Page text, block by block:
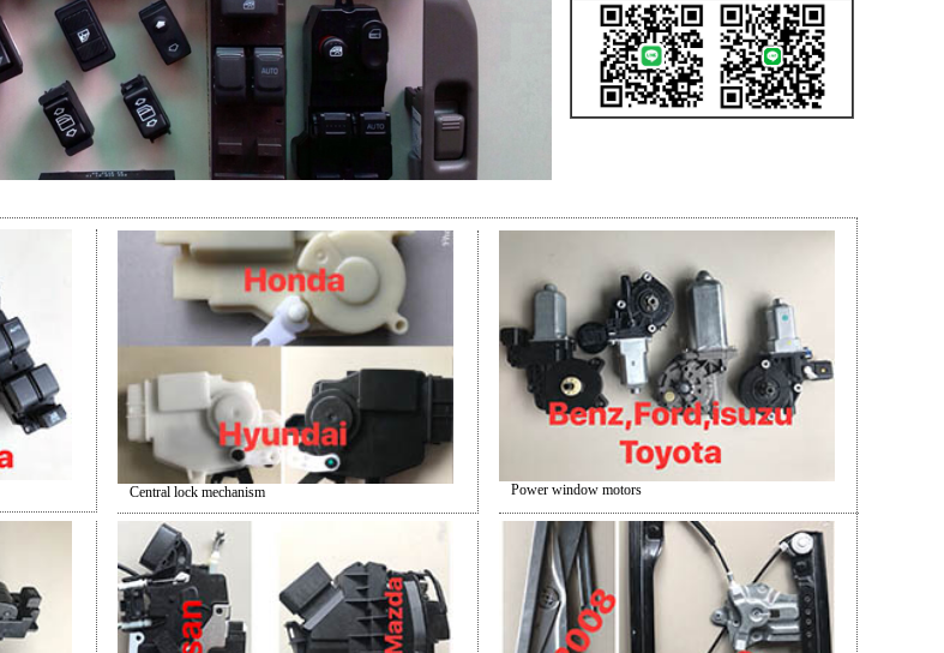
Central lock mechanism Power window motors